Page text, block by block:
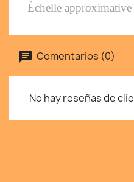
Échelle
Comentarios (0)
No hay reseñas de